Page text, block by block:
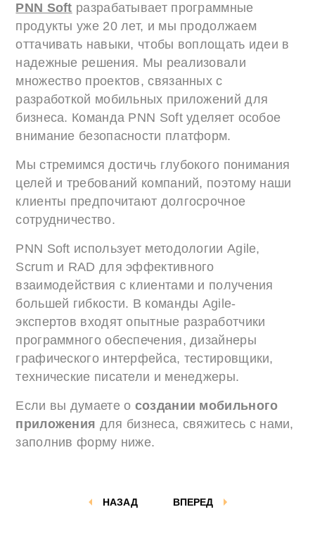
PNN Soft разрабатывает программные
продукты уже 20 лет, и мы продолжаем
оттачивать навыки, чтобы воплощать идеи в
надежные решения. Мы реализовали
множество проектов, связанных с
разработкой мобильных приложений для
бизнеса. Команда PNN Soft уделяет особое
внимание безопасности платформ.
Мы стремимся достичь глубокого понимания
целей и требований компаний, поэтому наши
клиенты предпочитают долгосрочное
сотрудничество.
PNN Soft использует методологии Agile,
Scrum и RAD для эффективного
взаимодействия с клиентами и получения
большей гибкости. В команды Agile-
экспертов входят опытные разработчики
программного обеспечения, дизайнеры
графического интерфейса, тестировщики,
технические писатели и менеджеры.
Если вы думаете о создании мобильного
приложения для бизнеса, свяжитесь с нами,
заполнив форму ниже.
ВПЕРЕД
НАЗАД